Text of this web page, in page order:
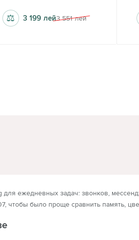
3 551 лей
3 199 лей
⚖
ежедневных задач: звонков,
чтобы было проще сравнить память,